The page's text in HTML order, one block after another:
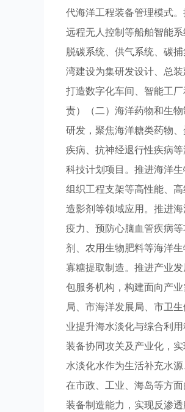
代海洋工程装备管理模式
远程无人控制等船舶智能
脱碳系统、供气系统、碳
湾建设为集研发设计、总
打造数字化车间、智能工
责）（二）海洋药物和生
研发，聚焦海洋糖类药物
疾病、抗神经退行性疾病
科技计划项目。推进海洋
组织工程支架等高性能、
造影剂等领域应用。推进
疫力、预防心脑血管疾病
剂、农用生物肥料等海洋
寡糖提取制造。推进产业
包服务机构，构建面向产
局、市海洋发展局、市卫
业提升海水淡化与综合利
装备协同攻关及产业化，
水淡化水作为生活补充水
在市政、工业、海岛等方
装备制造能力，实现反渗